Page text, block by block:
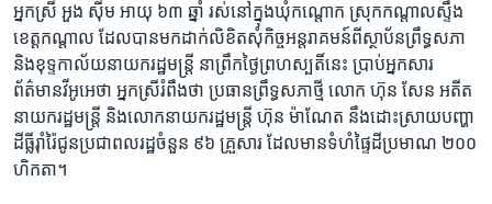
អ្នកស្រី ​អួង ស៊ីម ​អាយុ​ ៦៣ ​ឆ្នាំ ​រស់​នៅ​ក្នុង​ឃុំ​កណ្តោក ​ស្រុក​កណ្តាល​ស្ទឹង ​
ខេត្ត​កណ្តាល​ ដែល​បាន​មក​ដាក់​លិខិត​សុំ​កិច្ច​អន្តរាគមន៍​ពី​ស្ថាប័ន​ព្រឹទ្ធ​សភា ​
និង​ខុទ្ទកាល័យ​នាយក​រដ្ឋ​មន្ត្រី ​នា​ព្រឹក​ថ្ងៃ​ព្រហស្បតិ៍​នេះ ​ប្រាប់​អ្នក​សារ​
ព័ត៌មាន​វីអូអេ​ថា ​អ្នកស្រី​រំពឹង​ថា​ ប្រធាន​ព្រឹទ្ធ​សភា​ថ្មី​ លោក​ ហ៊ុន សែន ​អតីត​
នាយក​រដ្ឋមន្រ្តី ​និង​លោក​នាយក​រដ្ឋមន្ត្រី ​ហ៊ុន ម៉ាណែត ​នឹង​ដោះ​ស្រាយ​បញ្ហា​
ដីធ្លី​រ៉ាំរ៉ៃ​ជូន​ប្រជា​ពលរដ្ឋ​ចំនួន ​៩៦ ​គ្រួសារ ​ដែល​មាន​ទំហំ​ផ្ទៃ​ដី​ប្រមាណ ​២០០
​ហិកតា។​